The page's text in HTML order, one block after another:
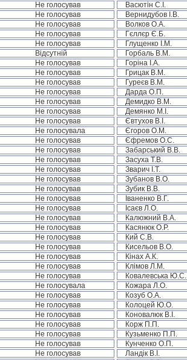
Не голосував Васютін С.І.
Не голосував Вернидубов І.В.
Не голосував Волков О.А.
Не голосував Гєллєр Є.Б.
Не голосував Глущенко І.М.
Відсутній Горбаль В.М.
Не голосував Горіна І.А.
Не голосував Грицак В.М.
Не голосував Гуреєв В.М.
Не голосував Дарда О.П.
Не голосував Демидко В.М.
Не голосував Демянко М.І.
Не голосував Євтухов В.І.
Не голосувала Єгоров О.М.
Не голосував Єфремов О.С.
Не голосував Забарський В.В.
Не голосував Засуха Т.В.
Не голосував Зварич І.Т.
Не голосував Зубанов В.О.
Не голосував Зубик В.В.
Не голосував Іваненко В.Г.
Не голосував Ісаєв Л.О.
Не голосував Калюжний В.А.
Не голосував Касянюк О.Р.
Не голосував Кий С.В.
Не голосував Кисельов В.О.
Не голосував Кінах А.К.
Не голосував Клімов Л.М.
Не голосував Ковалевська Ю.С.
Не голосувала Кожара Л.О.
Не голосував Козуб О.А.
Не голосував Колоцей Ю.О.
Не голосував Коновалюк В.І.
Не голосував Корж П.П.
Не голосував Кузьменко П.П.
Не голосував Кунченко О.П.
Не голосував Ландік В.І.